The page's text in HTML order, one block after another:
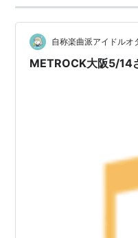
自称楽曲派アイドルオ
METROCK大阪5/14